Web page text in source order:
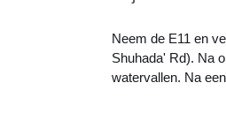
Neem de E11 en
Shuhada' Rd). Na
watervallen. Na